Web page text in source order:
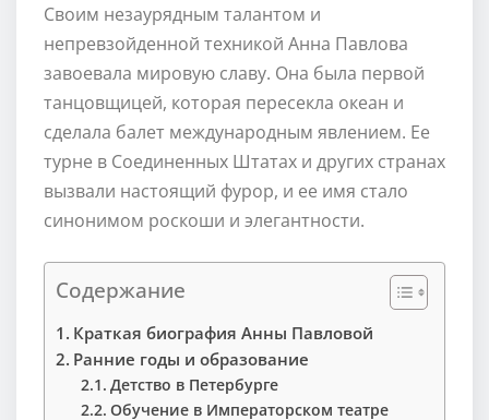
Своим незаурядным талантом и
непревзойденной техникой Анна Павлова
завоевала мировую славу. Она была первой
танцовщицей, которая пересекла океан и
сделала балет международным явлением. Ее
турне в Соединенных Штатах и других странах
вызвали настоящий фурор, и ее имя стало
синонимом роскоши и элегантности.
Содержание
Краткая биография Анны Павловой
Ранние годы и образование
Детство в Петербурге
Обучение в Императорском театре